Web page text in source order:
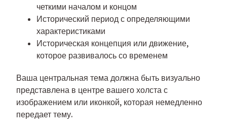
четкими началом и концом
Исторический период с определяющими
характеристиками
Историческая концепция или движение,
которое развивалось со временем
Ваша центральная тема должна быть визуально
представлена в центре вашего холста с
изображением или иконкой, которая немедленно
передает тему.